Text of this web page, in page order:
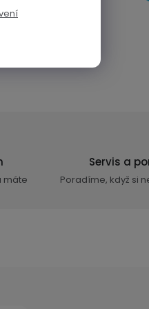
máte
Servis a
Poradíme, když si